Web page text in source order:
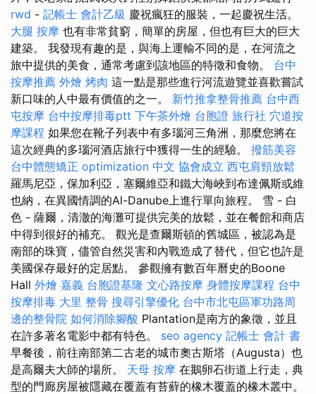
rwd - 記帳士 會計乙級 慶祝瘋狂的服裝，一起慶祝生活。
大腿 按摩 也有非常貧窮，簡單的房屋，但也有巨大的巨大
建築。 我發現有趣的是，與海上運輸不同的是，在河流之
旅中提供的美食，通常考慮到該地區的特徵和食物。 台中
按摩推薦 外燴 烤肉 這一點是那些進行河流遊覽並喜歡嘗試
新口味的人中最有價值的之一。 新竹推拿整骨推薦 台中西
屯按摩 台中按摩排毒ptt 下午茶外燴 台胞證 旅行社 穴道按
摩課程 如果您在靴子列表中有多瑙河三角洲，那麼您將在
這次經典的多瑙河酒店旅行中獲得一生的經驗。 撥筋美容
台中體態矯正 optimization 中文 協會成立 西屯肩頸放鬆
羅馬尼亞，保加利亞，塞爾維亞和鐵大海峽到布達佩斯或維
也納，在異國情調的Al-Danube上進行單向旅程。 雪 - 白
色 - 薩爾，清澈的海灘可提供完美的放鬆，並在餐館和商店
中得到很好的補充。 觀光是查爾斯頓的舊城區，被認為是
南部的珠寶，儘管自然災害和內戰造成了替代，但它也許是
美國保存最好的定居點。 參觀擁有數百年曆史的Boone
Hall 外燴 嘉義 台胞證基隆 文心路按摩 身體按摩課程 台中
按摩排毒 大里 整骨 搜尋引擎優化 台中市北屯區軍功路周
邊的整骨院 如何消除腳酸 Plantation是南方的象徵，並且
在許多著名電影中都有特色。 seo agency 記帳士 會計 書
早餐後，前往南部第二古老的城市奧古斯塔（Augusta）也
是高爾夫大師的場所。 天母 按摩 在鵝卵石街道上行走，典
型的門廊房屋被隱藏在覆蓋有苔蘚的橡木覆蓋的橡木叢中。